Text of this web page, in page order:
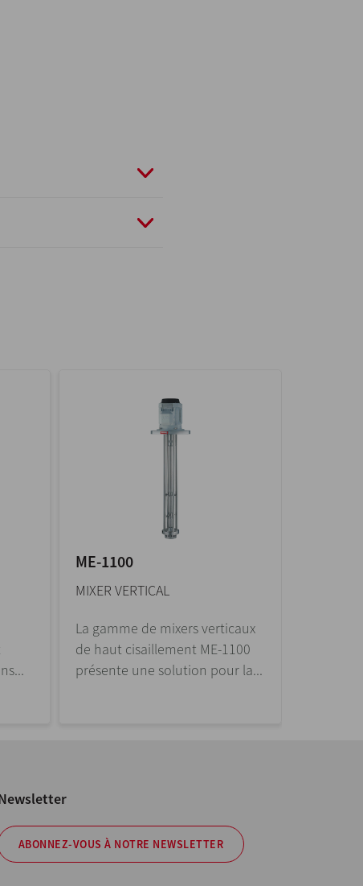
ME-1100
MIXER VERTICAL
La gamme de mixers verticaux
de haut cisaillement ME-1100
présente une solution pour la...
ABONNEZ-VOUS À NOTRE NEWSLETTER